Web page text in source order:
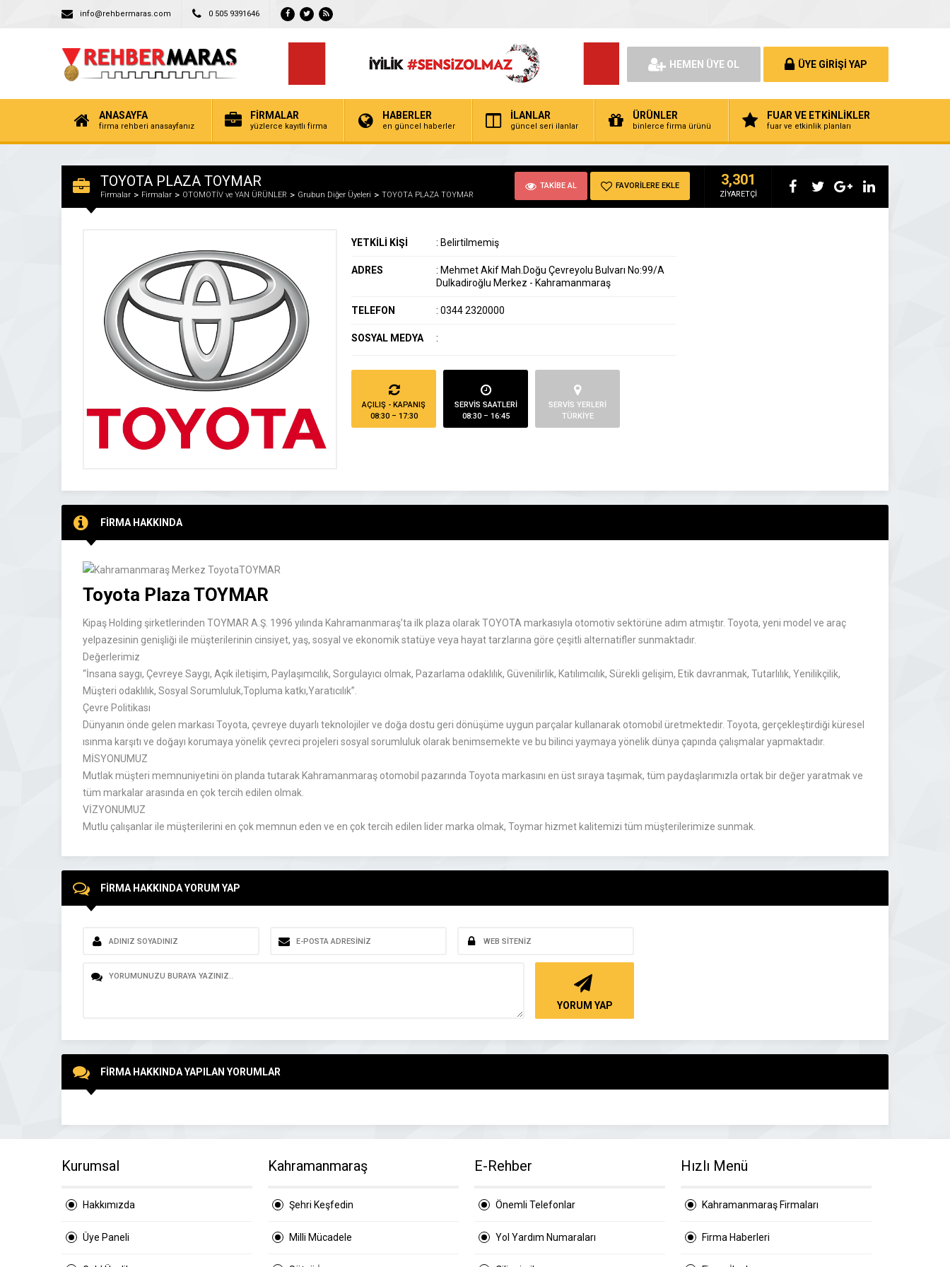
info@rehbermaras.com 0 505 9391646
HEMEN ÜYE OL ÜYE GİRİŞİ YAP
ANASAYFA
firma rehberi anasayfanız
FİRMALAR
yüzlerce kayıtlı firma
HABERLER
en güncel haberler
İLANLAR
güncel seri ilanlar
ÜRÜNLER
binlerce firma ürünü
FUAR VE ETKİNLİKLER
fuar ve etkinlik planları
TOYOTA PLAZA TOYMAR
Firmalar Firmalar OTOMOTİV ve YAN ÜRÜNLER Grubun Diğer Üyeleri TOYOTA PLAZA TOYMAR
TAKİBE AL FAVORİLERE EKLE 3,301
ZİYARETÇİ
YETKİLİ KİŞİ : Belirtilmemiş
ADRES : Mehmet Akif Mah.Doğu Çevreyolu Bulvarı No:99/A
Dulkadiroğlu Merkez - Kahramanmaraş
TELEFON : 0344 2320000
SOSYAL MEDYA :
AÇILIŞ - KAPANIŞ
08:30 – 17:30
SERVİS SAATLERİ
08:30 – 16:45
SERVİS YERLERİ
TÜRKİYE
FİRMA HAKKINDA
Toyota Plaza TOYMAR
Kipaş Holding şirketlerinden TOYMAR A.Ş. 1996 yılında Kahramanmaraş’ta ilk plaza olarak TOYOTA markasıyla otomotiv sektörüne adım atmıştır. Toyota, yeni model ve araç
yelpazesinin genişliği ile müşterilerinin cinsiyet, yaş, sosyal ve ekonomik statüye veya hayat tarzlarına göre çeşitli alternatifler sunmaktadır.
Değerlerimiz
“İnsana saygı, Çevreye Saygı, Açık iletişim, Paylaşımcılık, Sorgulayıcı olmak, Pazarlama odaklılık, Güvenilirlik, Katılımcılık, Sürekli gelişim, Etik davranmak, Tutarlılık, Yenilikçilik,
Müşteri odaklılık, Sosyal Sorumluluk,Topluma katkı,Yaratıcılık”.
Çevre Politikası
Dünyanın önde gelen markası Toyota, çevreye duyarlı teknolojiler ve doğa dostu geri dönüşüme uygun parçalar kullanarak otomobil üretmektedir. Toyota, gerçekleştirdiği küresel
ısınma karşıtı ve doğayı korumaya yönelik çevreci projeleri sosyal sorumluluk olarak benimsemekte ve bu bilinci yaymaya yönelik dünya çapında çalışmalar yapmaktadır.
MİSYONUMUZ
Mutlak müşteri memnuniyetini ön planda tutarak Kahramanmaraş otomobil pazarında Toyota markasını en üst sıraya taşımak, tüm paydaşlarımızla ortak bir değer yaratmak ve
tüm markalar arasında en çok tercih edilen olmak.
VİZYONUMUZ
Mutlu çalışanlar ile müşterilerini en çok memnun eden ve en çok tercih edilen lider marka olmak, Toymar hizmet kalitemizi tüm müşterilerimize sunmak.
FİRMA HAKKINDA YORUM YAP
YORUM YAP
FİRMA HAKKINDA YAPILAN YORUMLAR
Kurumsal
Hakkımızda
Üye Paneli
Kahramanmaraş
Şehri Keşfedin
Milli Mücadele
E-Rehber
Önemli Telefonlar
Yol Yardım Numaraları
Hızlı Menü
Kahramanmaraş Firmaları
Firma Haberleri